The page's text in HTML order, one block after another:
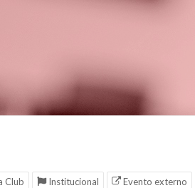
Club Institucional
Evento externo